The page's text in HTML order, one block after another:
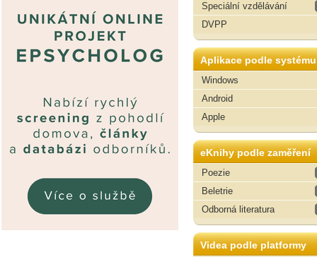
Speciální vzdělávání
DVPP
Aplikace podle systému
Windows
Android
Apple
eKnihy podle zaměření
Poezie
Beletrie
Odborná literatura
Videa podle platformy